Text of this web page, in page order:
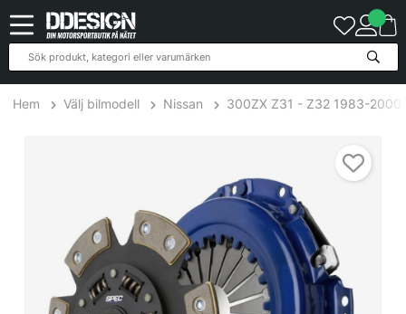
Hem Välj bilmodell Nissan 300ZX Z31 - Z32 1983-2000